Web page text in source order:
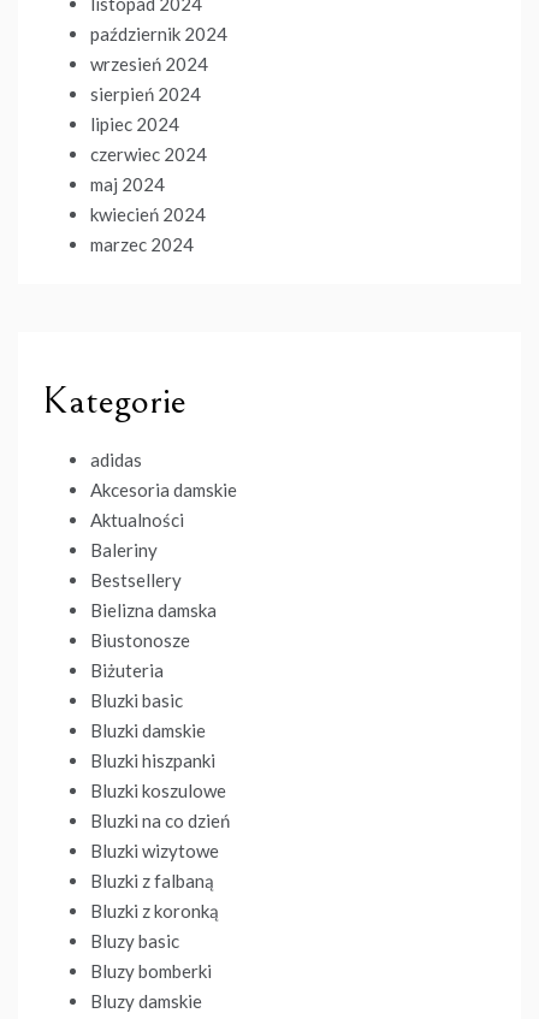
październik 2024
wrzesień 2024
sierpień 2024
lipiec 2024
czerwiec 2024
maj 2024
kwiecień 2024
marzec 2024
Kategorie
adidas
Akcesoria damskie
Aktualności
Baleriny
Bestsellery
Bielizna damska
Biustonosze
Biżuteria
Bluzki basic
Bluzki damskie
Bluzki hiszpanki
Bluzki koszulowe
Bluzki na co dzień
Bluzki wizytowe
Bluzki z falbaną
Bluzki z koronką
Bluzy basic
Bluzy bomberki
Bluzy damskie